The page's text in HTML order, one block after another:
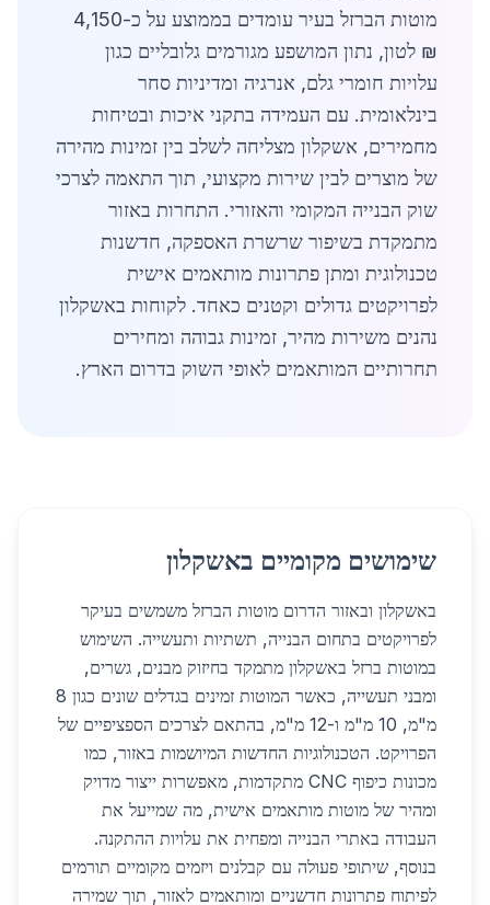
מוטות הברזל בעיר עומדים בממוצע על כ-4,150
₪ לטון, נתון המושפע מגורמים גלובליים כגון
עלויות חומרי גלם, אנרגיה ומדיניות סחר
בינלאומית. עם העמידה בתקני איכות ובטיחות
מחמירים, אשקלון מצליחה לשלב בין זמינות מהירה
של מוצרים לבין שירות מקצועי, תוך התאמה לצרכי
שוק הבנייה המקומי והאזורי. התחרות באזור
מתמקדת בשיפור שרשרת האספקה, חדשנות
טכנולוגית ומתן פתרונות מותאמים אישית
לפרויקטים גדולים וקטנים כאחד. לקוחות באשקלון
נהנים משירות מהיר, זמינות גבוהה ומחירים
תחרותיים המותאמים לאופי השוק בדרום הארץ.
שימושים מקומיים באשקלון
באשקלון ובאזור הדרום מוטות הברזל משמשים בעיקר
לפרויקטים בתחום הבנייה, תשתיות ותעשייה. השימוש
במוטות ברזל באשקלון מתמקד בחיזוק מבנים, גשרים,
ומבני תעשייה, כאשר המוטות זמינים בגדלים שונים כגון 8
מ"מ, 10 מ"מ ו-12 מ"מ, בהתאם לצרכים הספציפיים של
הפרויקט. הטכנולוגיות החדשות המיושמות באזור, כמו
מכונות כיפוף CNC מתקדמות, מאפשרות ייצור מדויק
ומהיר של מוטות מותאמים אישית, מה שמייעל את
העבודה באתרי הבנייה ומפחית את עלויות ההתקנה.
בנוסף, שיתופי פעולה עם קבלנים ויזמים מקומיים תורמים
לפיתוח פתרונות חדשניים ומותאמים לאזור, תוך שמירה